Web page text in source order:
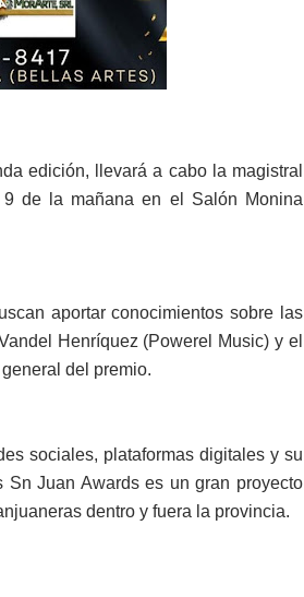
edición, llevará a cabo la magistral
de la mañana en el Salón Monina
aportar conocimientos sobre las
Henríquez (Powerel Music) y el
del premio.
sociales, plataformas digitales y su
Sn Juan Awards es un gran proyecto
dentro y fuera la provincia.